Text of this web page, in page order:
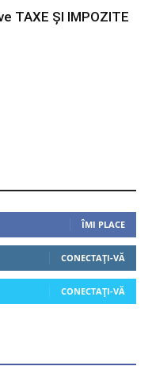
TAXE ȘI IMPOZITE
ÎMI PLACE
CONECTAȚI-VĂ
CONECTAȚI-VĂ